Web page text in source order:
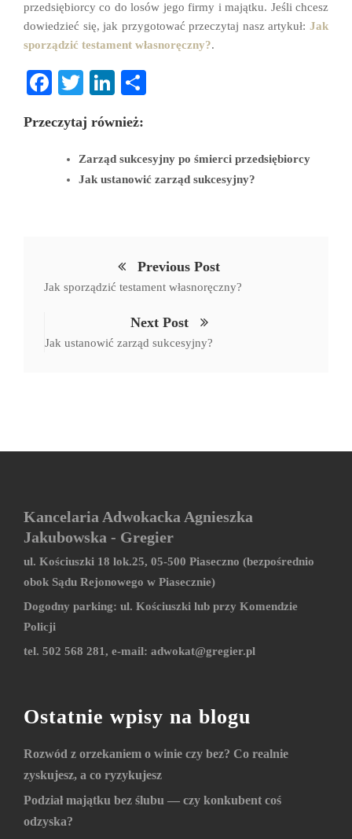
przedsiębiorcy co do losów jego firmy i majątku. Jeśli chcesz
dowiedzieć się, jak przygotować przeczytaj nasz artykuł: Jak
sporządzić testament własnoręczny?.
Fa
bo
ok
T
tte
r
Li
ed
In
Przeczytaj również:
Zarząd sukcesyjny po śmierci przedsiębiorcy
Jak ustanowić zarząd sukcesyjny?
Previous Post
Jak sporządzić testament własnoręczny?
Next Post
Jak ustanowić zarząd sukcesyjny?
Kancelaria Adwokacka Agnieszka
Jakubowska - Gregier
ul. Kościuszki 18 lok.25, 05-500 Piaseczno (bezpośrednio
obok Sądu Rejonowego w Piasecznie)
Dogodny parking: ul. Kościuszki lub przy Komendzie
Policji
tel. 502 568 281, e-mail: adwokat@gregier.pl
Ostatnie wpisy na blogu
Rozwód z orzekaniem o winie czy bez? Co realnie
zyskujesz, a co ryzykujesz
Podział majątku bez ślubu — czy konkubent coś
odzyska?